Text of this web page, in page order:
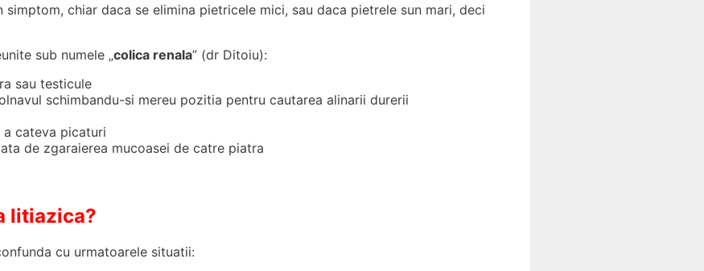
chiar daca se elimina pietricele mici, sau daca pietrele sun mari, deci
sub numele „colica renala” (dr Ditoiu):
sau testicule
schimbandu-si mereu pozitia pentru cautarea alinarii durerii
a cateva picaturi
de zgaraierea mucoasei de catre piatra
litiazica?
cu urmatoarele situatii: